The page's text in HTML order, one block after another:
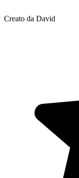
Creato da David